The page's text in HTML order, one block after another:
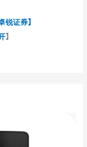
证券】
】